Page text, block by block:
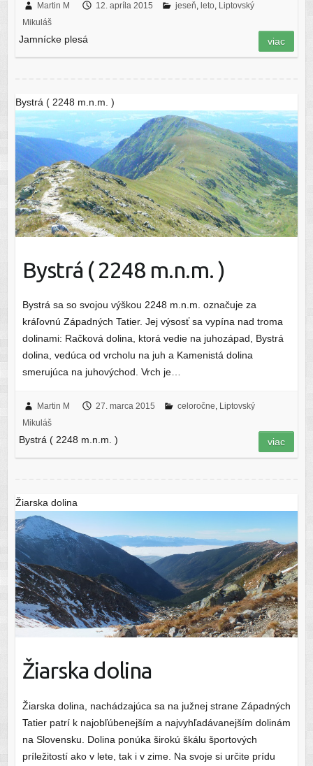
Martin M 12. apríla 2015 jeseň, leto, Liptovský
Mikuláš
Jamnícke plesá viac
Bystrá ( 2248 m.n.m. )
Bystrá ( 2248 m.n.m. )
Bystrá sa so svojou výškou 2248 m.n.m. označuje za
kráľovnú Západných Tatier. Jej výsosť sa vypína nad troma
dolinami: Račková dolina, ktorá vedie na juhozápad, Bystrá
dolina, vedúca od vrcholu na juh a Kamenistá dolina
smerujúca na juhovýchod. Vrch je…
Martin M 27. marca 2015 celoročne, Liptovský
Mikuláš
Bystrá ( 2248 m.n.m. ) viac
Žiarska dolina
Žiarska dolina
Žiarska dolina, nachádzajúca sa na južnej strane Západných
Tatier patrí k najobľúbenejším a najvyhľadávanejším dolinám
na Slovensku. Dolina ponúka širokú škálu športových
príležitostí ako v lete, tak i v zime. Na svoje si určite prídu